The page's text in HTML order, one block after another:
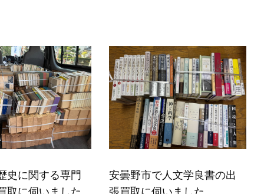
史に関する専門
取に伺いました
安曇野市で人文学良書の出
張買取に伺いました